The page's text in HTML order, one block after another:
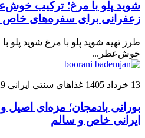
شوید پلو با مرغ؛ ترکیب
زعفرانی برای سفره‌های خاص
طرز تهیه شوید پلو با مرغ شوید پلو
خوش‌عطر...
13 خرداد 1405 غذاهای سنتی ایرانی
بورانی بادمجان؛ مزه‌ای
ایرانی خاص و سالم